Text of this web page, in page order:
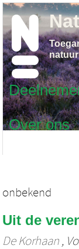
Over ons
natuur
onbekend
Uit de
De Korhaan ,